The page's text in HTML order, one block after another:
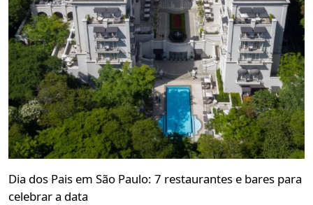
Dia dos Pais em São Paulo: 7 restaurantes e bares para
celebrar a data